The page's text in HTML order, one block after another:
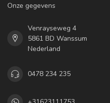
Onze gegevens
Venrayseweg 4
5861 BD Wanssum
Nederland
0478 234 235